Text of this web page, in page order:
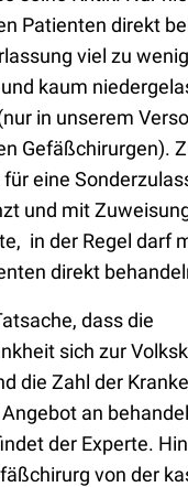
Patienten direkt
viel zu wenig
kaum
in unserem
Gefäßchirurgen).
eine
und mit
in der Regel darf
direkt
dass die
sich zur
die Zahl der
an
der Experte.
von der